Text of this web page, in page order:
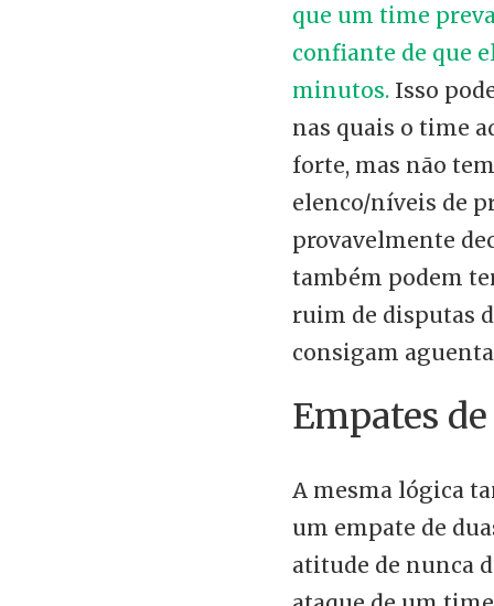
que um time
confiante de que
minutos. Isso
nas quais o time
forte, mas não
elenco/níveis de
provavelmente
também podem
ruim de disputas
consigam
Empates
A mesma lógica
um empate de
atitude de nunca